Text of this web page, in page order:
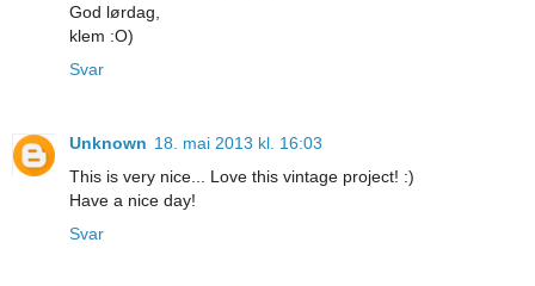
God lørdag,
klem :O)
Svar
Unknown 18. mai 2013 kl. 16:03
This is very nice... Love this vintage project! :)
Have a nice day!
Svar